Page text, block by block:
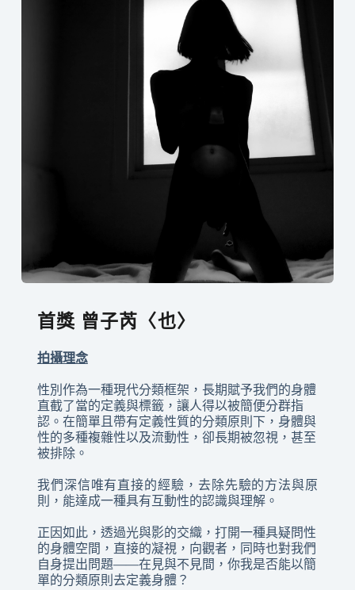
首獎 曾子芮〈也〉
拍攝理念
性別作為一種現代分類框架，長期賦予我們的身體
直截了當的定義與標籤，讓人得以被簡便分群指
認。在簡單且帶有定義性質的分類原則下，身體與
性的多種複雜性以及流動性，卻長期被忽視，甚至
被排除。
我們深信唯有直接的經驗，去除先驗的方法與原
則，能達成一種具有互動性的認識與理解。
正因如此，透過光與影的交織，打開一種具疑問性
的身體空間，直接的凝視，向觀者，同時也對我們
自身提出問題——在見與不見間，你我是否能以簡
單的分類原則去定義身體？